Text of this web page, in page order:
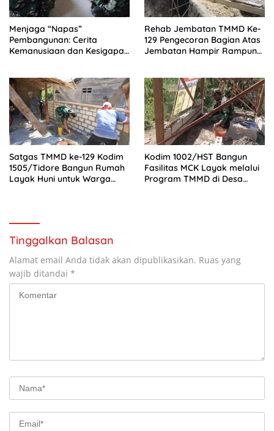
Menjaga “Napas”
Pembangunan: Cerita
Kemanusiaan dan Kesigapan
Rehab Jembatan TMMD Ke-
129 Pengecoran Bagian Atas
Jembatan Hampir Rampung,
dan Lancar
Satgas TMMD ke-129 Kodim
1505/Tidore Bangun Rumah
Layak Huni untuk Warga
Kodim 1002/HST Bangun
Fasilitas MCK Layak melalui
Program TMMD di Desa
Tinggalkan Balasan
Alamat email Anda tidak akan dipublikasikan. Ruas yang
wajib ditandai *